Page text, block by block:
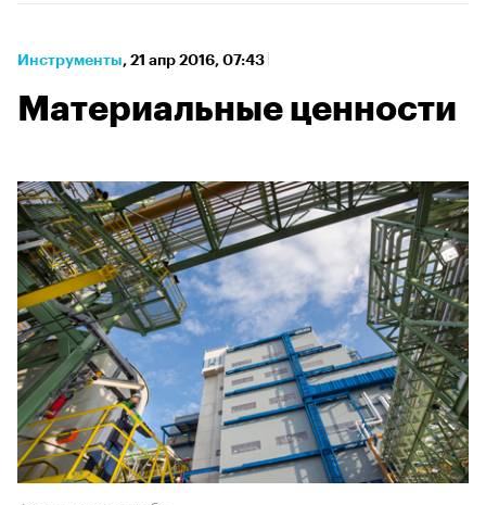
Инструменты⁠, 21 апр 2016, 07:43
Материальные ценности